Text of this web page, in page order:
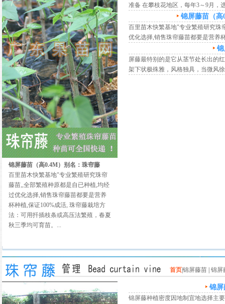
锦屏藤苗（高0.4M）别名：珠帘藤
百里苗木快繁基地"专业繁殖研究珠帘
藤苗,,全部繁殖种原都是自已种植,均经
过优化选择,销售珠帘藤苗都要是营养
杯种植,保证100%成活, 珠帘藤栽培方
法：可用扦插枝条或高压法繁殖，春夏
秋三季均可育苗。...
准备 在攀枝花地区，每年3～9月，
锦屏藤苗（
百里苗木快繁基地"专业繁殖研究珠
优化选择,销售珠帘藤苗都要是营养
屏藤最特别的是它从茎节处长出的
架下状极殊雅，风格独具，当微风
首页锦屏藤苗 锦屏
锦屏
锦屏藤种植密度因地制宜地选择主